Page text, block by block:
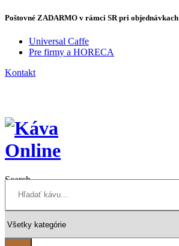
Poštovné ZADARMO v rámci SR pri objednávkach
Universal Caffe
Pre firmy a HORECA
Kontakt
Search